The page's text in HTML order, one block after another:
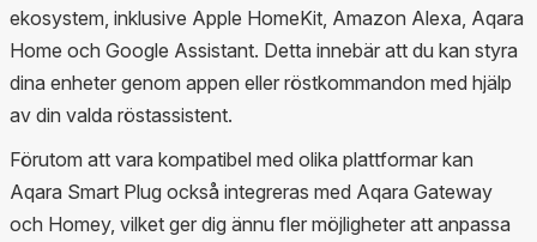
ekosystem, inklusive Apple HomeKit, Amazon Alexa, Aqara
Home och Google Assistant. Detta innebär att du kan styra
dina enheter genom appen eller röstkommandon med hjälp
av din valda röstassistent.
Förutom att vara kompatibel med olika plattformar kan
Aqara Smart Plug också integreras med Aqara Gateway
och Homey, vilket ger dig ännu fler möjligheter att anpassa